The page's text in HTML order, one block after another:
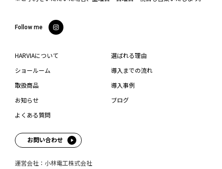
Follow me
HARVIAについて
選ばれる理由
ショールーム
導入までの流れ
取扱商品
導入事例
お知らせ
ブログ
よくある質問
お問い合わせ
運営会社：小林電工株式会社